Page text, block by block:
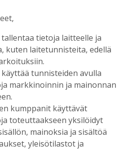
6.8.2026
täyttää 50 vuotta – vaikka
on havaittavissa, sanoo
oppineensa myös
vauhtia
09:00
afrikkalainen sikarutto
“Onhan sitä osannut
luomusikalan yrittäjä
tietoja laitteelle ja
kuten laitetunnisteita, edellä
tunnisteiden avulla
markkinoinnin ja mainonnan
kumppanit käyttävät
toteuttaakseen yksilöidyt
mainoksia ja sisältöä
yleisötilastot ja